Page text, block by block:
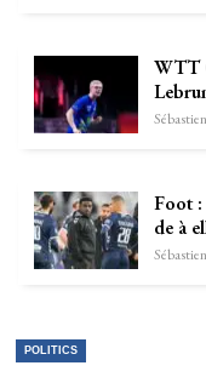
WTT
Foot :
de à
POLITICS